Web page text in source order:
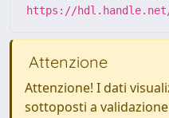
https://hdl.handle.net/
Attenzione
Attenzione! I dati
sottoposti a